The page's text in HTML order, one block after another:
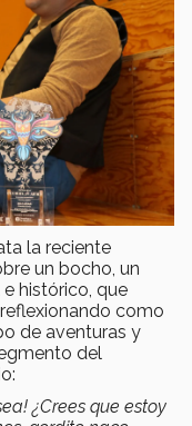
la reciente
un bocho, un
histórico, que
como
de aventuras y
del
¿Crees que estoy